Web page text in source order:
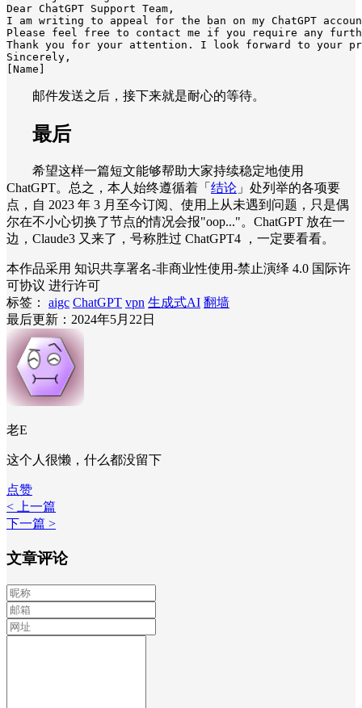
Dear ChatGPT Support Team,
I am writing to appeal for the ban on my ChatGPT
Please feel free to contact me if you require any
Thank you for your attention. I look forward to your
Sincerely,
[Name]
邮件发送之后，接下来就是耐心的等待。
最后
希望这样一篇短文能够帮助大家持续稳定地使用
ChatGPT。总之，本人始终遵循着「 结论 」处列举的各项要
点，自 2023 年 3 月至今订阅、使用上从未遇到问题，只是偶
尔在不小心切换了节点的情况会报"oop..."。ChatGPT 放在一
边，Claude3 又来了，号称胜过 ChatGPT4 ，一定要看看。
本作品采用 知识共享署名-非商业性使用-禁止演绎 4.0 国际许
可协议 进行许可
标签：
aigc ChatGPT vpn 生成式AI 翻墙
最后更新：2024年5月22日
老E
这个人很懒，什么都没留下
点赞
< 上一篇
下一篇 >
文章评论